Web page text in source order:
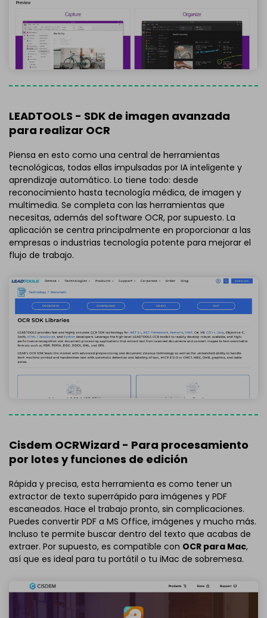
LEADTOOLS - SDK de imagen avanzada
para realizar OCR
Piensa en esto como una central de herramientas
tecnológicas, todas ellas impulsadas por IA inteligente y
aprendizaje automático. Lo tiene todo: desde
reconocimiento hasta tecnología médica, de imagen y
multimedia. Se completa con las herramientas que
necesitas, además del software OCR, por supuesto. La
aplicación se centra principalmente en proporcionar a las
empresas o industrias tecnología potente para mejorar el
flujo de trabajo.
Cisdem OCRWizard - Para procesamiento
por lotes y funciones de edición
Rápida y precisa, esta herramienta es como tener un
extractor de texto superrápido para imágenes y PDF
escaneados. Hace el trabajo pronto, sin complicaciones.
Puedes convertir PDF a MS Office, imágenes y mucho más.
Incluso te permite buscar dentro del texto que acabas de
extraer. Por supuesto, es compatible con OCR para Mac,
así que es ideal para tu portátil o tu iMac de sobremesa.